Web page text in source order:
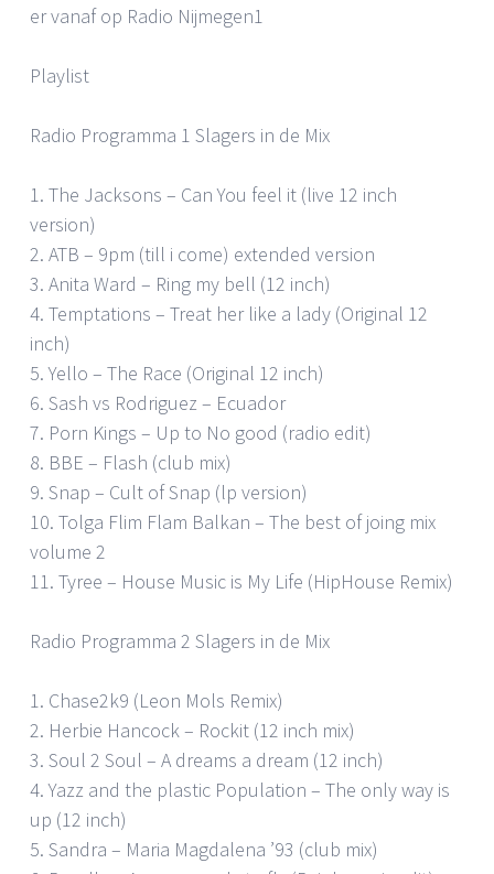
er vanaf op Radio Nijmegen1
Playlist
Radio Programma 1 Slagers in de Mix
1. The Jacksons – Can You feel it (live 12 inch
version)
2. ATB – 9pm (till i come) extended version
3. Anita Ward – Ring my bell (12 inch)
4. Temptations – Treat her like a lady (Original 12
inch)
5. Yello – The Race (Original 12 inch)
6. Sash vs Rodriguez – Ecuador
7. Porn Kings – Up to No good (radio edit)
8. BBE – Flash (club mix)
9. Snap – Cult of Snap (lp version)
10. Tolga Flim Flam Balkan – The best of joing mix
volume 2
11. Tyree – House Music is My Life (HipHouse Remix)
Radio Programma 2 Slagers in de Mix
1. Chase2k9 (Leon Mols Remix)
2. Herbie Hancock – Rockit (12 inch mix)
3. Soul 2 Soul – A dreams a dream (12 inch)
4. Yazz and the plastic Population – The only way is
up (12 inch)
5. Sandra – Maria Magdalena ’93 (club mix)